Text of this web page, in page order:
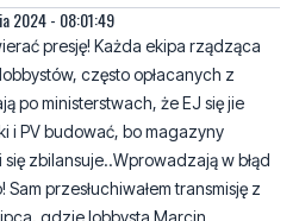
po ministerstwach, że EJ się jie
i PV budować, bo magazyny
zbilansuje..Wprowadzają w błąd
przesłuchiwałem transmisję z
gdzie lobbysta Marcin
miał na wystąpienie więcej
Maciej Bando, wygłaszał referat,
Nasza przedstawicielka obecna